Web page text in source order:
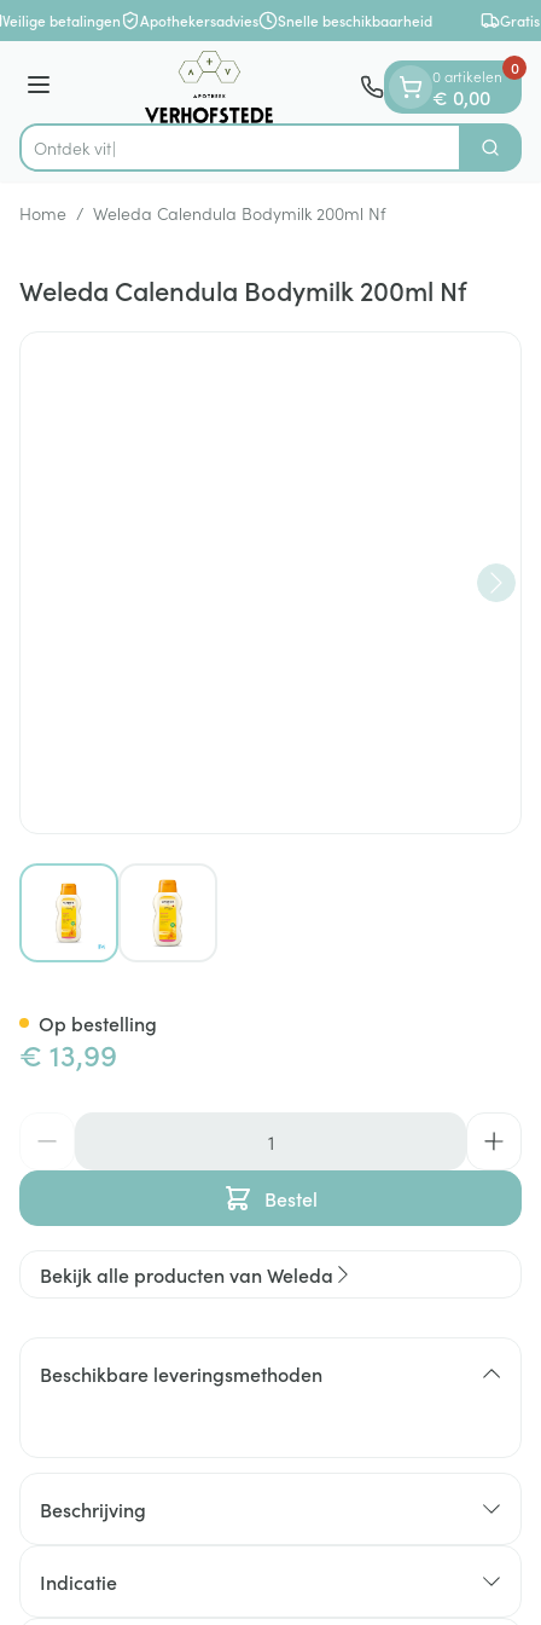
Ga naar de inhoud
1 van 1
Veilige betalingen Apothekersadvies Snelle beschikbaarheid Gratis
Menu
Product, merk, categorie...
On Zoek
0 artikelen
€ 0,00
0
Home / Weleda Calendula Bodymilk 200ml Nf
Weleda Calendula Bodymilk 200ml Nf
View larger imageView larger image
€ 13,99
Bestel
Op bestelling
Bekijk alle producten van Weleda
Beschikbare leveringsmethoden
Beschrijving
Indicatie